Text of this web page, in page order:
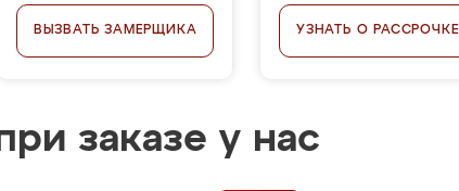
ВЫЗВАТЬ ЗАМЕРЩИКА УЗНАТЬ О РАССРОЧКЕ
заказе у нас